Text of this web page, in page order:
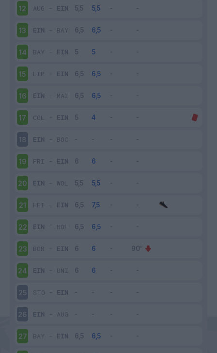
12 AUG - EIN
13 EIN - BAY
14 BAY - EIN
15 LIP - EIN
16 EIN - MAI
17 COL - EIN
18 EIN - BOC
19 FRI - EIN
20 EIN - WOL
21 HEI - EIN
22 EIN - HOF
23 BOR - EIN
24 EIN - UNI
25 STO - EIN
26 EIN - AUG
27 BAY - EIN